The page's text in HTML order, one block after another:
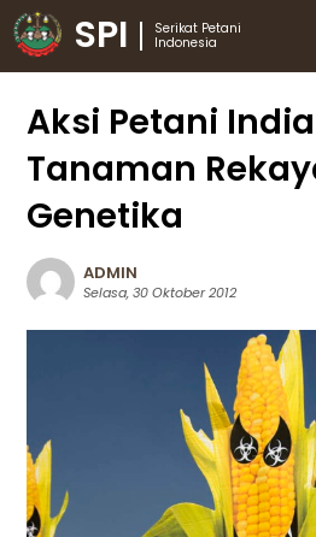
SPI
Serikat Petani
Indonesia
Aksi Petani
Tanaman
Genetika
ADMIN
Selasa, 30 Oktober 2012